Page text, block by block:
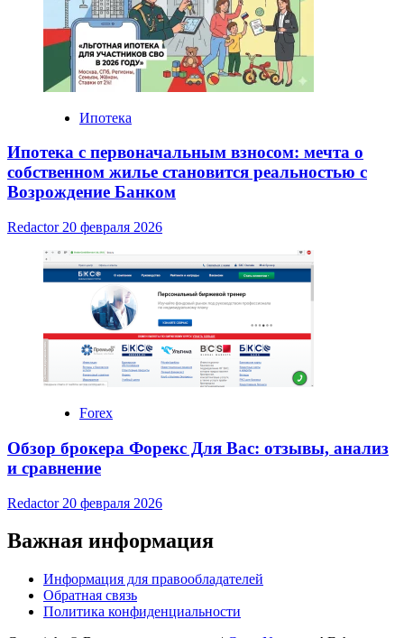
Ипотека
Ипотека с первоначальным взносом: мечта о
собственном жилье становится реальностью с
Возрождение Банком
Redactor 20 февраля 2026
Forex
Обзор брокера Форекс Для Вас: отзывы, анализ
и сравнение
Redactor 20 февраля 2026
Важная информация
Информация для правообладателей
Обратная связь
Политика конфиденциальности